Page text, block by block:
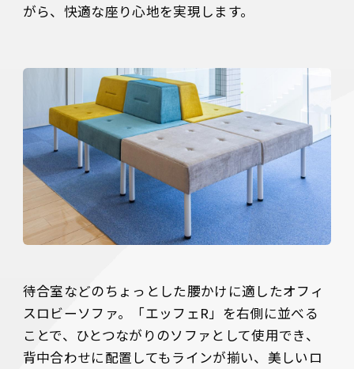
がら、快適な座り心地を実現します。
待合室などのちょっとした腰かけに適したオフィ
スロビーソファ。「エッフェR」を右側に並べる
ことで、ひとつながりのソファとして使用でき、
背中合わせに配置してもラインが揃い、美しいロ